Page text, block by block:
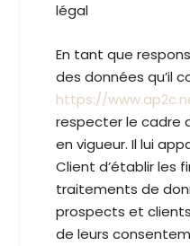
légal
En tant que
des données qu’il
https://
respecter le cadre
en vigueur. Il lui
Client d’établir les
traitements de
prospects et
de leurs